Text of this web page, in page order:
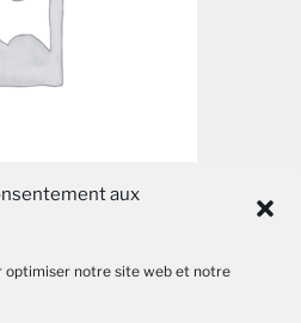
aux
optimiser notre site web et notre